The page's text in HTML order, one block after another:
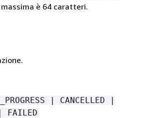
massima è 64 caratteri.
| CANCELLED |
| FAILED